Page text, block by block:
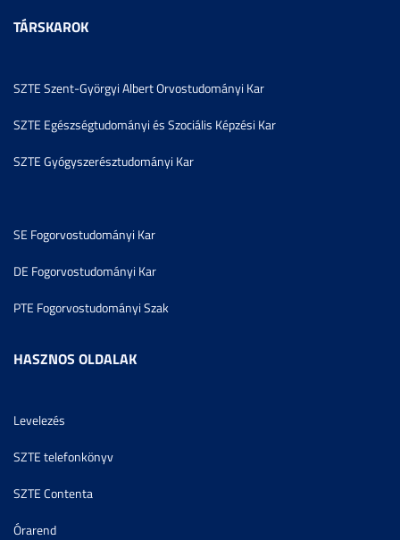
TÁRSKAROK
SZTE Szent-Györgyi Albert Orvostudományi Kar
SZTE Egészségtudományi és Szociális Képzési Kar
SZTE Gyógyszerésztudományi Kar
SE Fogorvostudományi Kar
DE Fogorvostudományi Kar
PTE Fogorvostudományi Szak
HASZNOS OLDALAK
Levelezés
SZTE telefonkönyv
SZTE Contenta
Órarend